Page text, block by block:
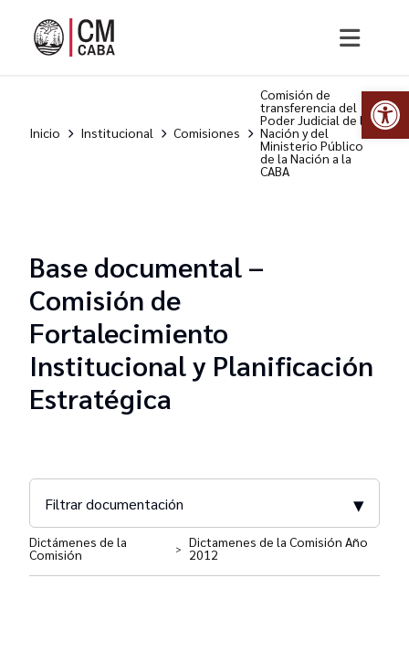
Inicio Institucional Comisiones
Comisión de
transferencia del
Poder Judicial de la
Nación y del
Ministerio Público
de la Nación a la
CABA
Base documental –
Comisión de
Fortalecimiento
Institucional y Planificación
Estratégica
Filtrar documentación ▾
Comisión Ad Hoc para la Implementación de
Políticas Penitenciarias para CABA
Dictámenes de la
Comisión > Dictamenes de la Comisión Año
2012